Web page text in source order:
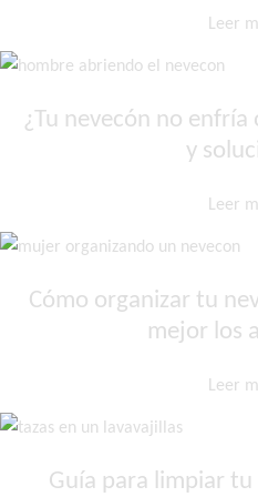
Leer
¿Tu nevecón no enfría
y
Leer
Cómo organizar tu
mejor los
Leer
Guía para limpiar